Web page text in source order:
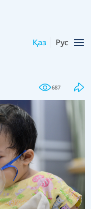
Қаз Рус
687